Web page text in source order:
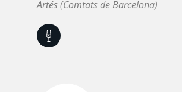
Artés (Comtats de Barcelona)